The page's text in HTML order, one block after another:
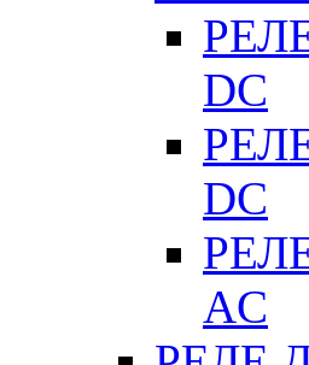
DC
DC
АC